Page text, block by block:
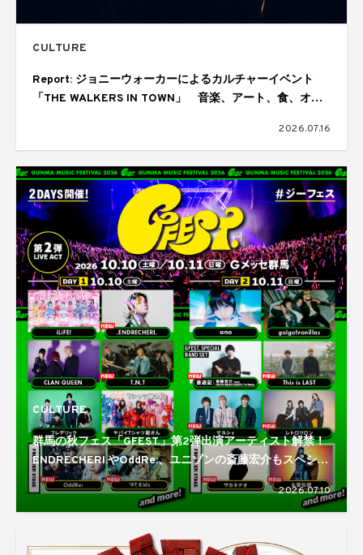
CULTURE
Report: ジョニーウォーカーによるカルチャーイベント
「THE WALKERS IN TOWN」 音楽、アート、食、オー
2026.07.16
CULTURE
群馬の秋フェス「GFEST.」第2弾出演アーティスト解禁！
ENDRECHERI.やOddRe:、ユニゾンの斎藤宏介もスペシャ
ルバンドセットで登場
2026.07.10